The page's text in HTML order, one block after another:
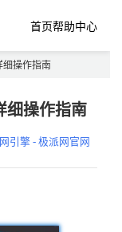
首页帮助中心
细操作指南
细操作指南
引擎 - 极派网官网